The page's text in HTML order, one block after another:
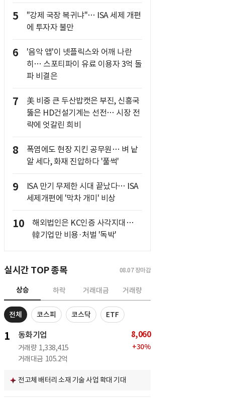
5
"강제 국장 복귀냐"… ISA 세제 개편
에 투자자 불만
6
'음악 앱'이 넷플릭스와 어깨 나란
히… 스포티파이 유료 이용자 3억 돌
파 비결은
7
美 비중 큰 두산밥캣은 부진, 신흥국
뚫은 HD건설기계는 선전… 시장 전
략에 엇갈린 희비
8
폭염에도 현장 지킨 공무원… 벼 낱
알 세다, 화재 진압하다 '풀썩'
9
ISA 만기 무제한 시대 끝났다… ISA
세제개편에 '막차 개미' 비상
10
해외법인은 KC인증 사각지대…
韓기업만 비용·처벌 '독박'
실시간 TOP 종목 08.07 장마감
상승 하락 거래대금 거래량
전체 코스피 코스닥 ETF
1 동화기업
거래량 1,338,415
거래대금 105.2억
8,060
+30%
전고체 배터리 소재 기술 사업 확대 기대